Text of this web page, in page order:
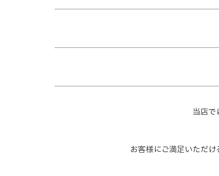
当店で
お客様にご満足いただ